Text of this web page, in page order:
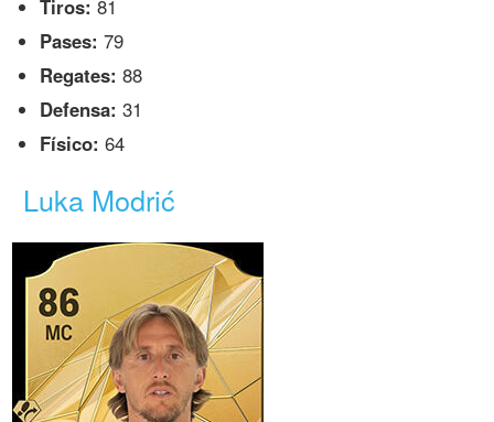
Tiros: 81
Pases: 79
Regates: 88
Defensa: 31
Físico: 64
Luka Modrić